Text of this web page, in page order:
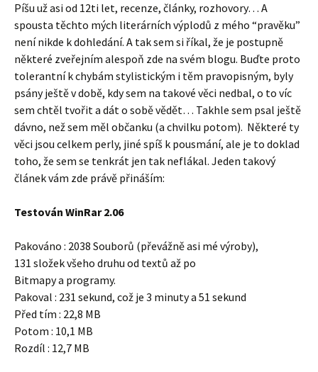
Píšu už asi od 12ti let, recenze, články, rozhovory… A
spousta těchto mých literárních výplodů z mého “pravěku”
není nikde k dohledání. A tak sem si říkal, že je postupně
některé zveřejním alespoň zde na svém blogu. Buďte proto
tolerantní k chybám stylistickým i těm pravopisným, byly
psány ještě v době, kdy sem na takové věci nedbal, o to víc
sem chtěl tvořit a dát o sobě vědět… Takhle sem psal ještě
dávno, než sem měl občanku (a chvilku potom). Některé ty
věci jsou celkem perly, jiné spíš k pousmání, ale je to doklad
toho, že sem se tenkrát jen tak neflákal. Jeden takový
článek vám zde právě přináším:
Testován WinRar 2.06
Pakováno : 2038 Souborů (převážně asi mé výroby),
131 složek všeho druhu od textů až po
Bitmapy a programy.
Pakoval : 231 sekund, což je 3 minuty a 51 sekund
Před tím : 22,8 MB
Potom : 10,1 MB
Rozdíl : 12,7 MB